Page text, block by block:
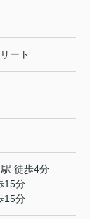
ート
駅 徒歩4分
15分
15分